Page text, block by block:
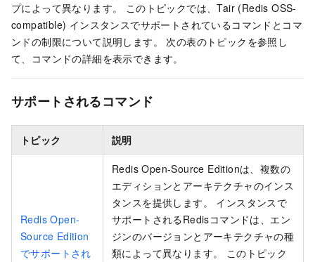
プによって異なります。 このトピックでは、Tair (Redis OSS-
compatible) インスタンスでサポートされているコマンドとコマ
ンドの制限について説明します。 次の表のトピックを参照し
て、コマンドの詳細を表示できます。
サポートされるコマンド
トピック 説明
Redis Open-
Source Edition
でサポートされ
Redis Open-Source Editionは、複数の
エディションとアーキテクチャのインス
タンスを提供します。 インスタンスで
サポートされるRedisコマンドは、エン
ジンのバージョンとアーキテクチャの種
類によって異なります。 このトピック